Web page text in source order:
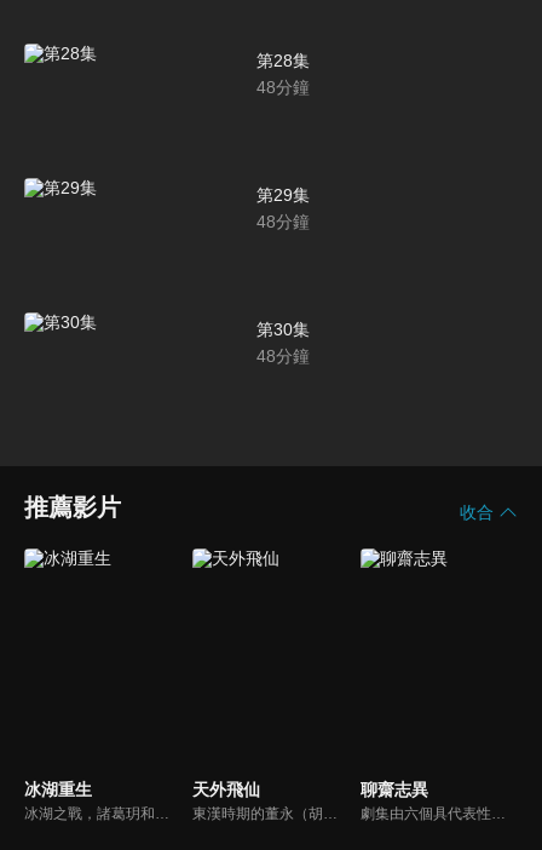
第28集
48分鐘
第29集
48分鐘
第30集
48分鐘
推薦影片 收合
冰湖重生 天外飛仙 聊齋志異